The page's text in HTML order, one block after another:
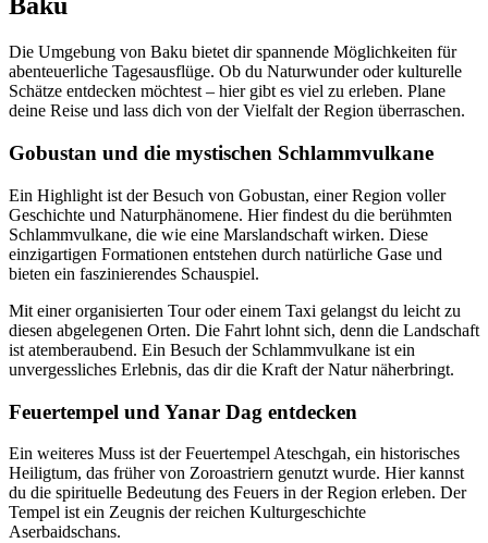
Baku
Die Umgebung von Baku bietet dir spannende Möglichkeiten für
abenteuerliche Tagesausflüge. Ob du Naturwunder oder kulturelle
Schätze entdecken möchtest – hier gibt es viel zu erleben. Plane
deine Reise und lass dich von der Vielfalt der Region überraschen.
Gobustan und die mystischen Schlammvulkane
Ein Highlight ist der Besuch von Gobustan, einer Region voller
Geschichte und Naturphänomene. Hier findest du die berühmten
Schlammvulkane, die wie eine Marslandschaft wirken. Diese
einzigartigen Formationen entstehen durch natürliche Gase und
bieten ein faszinierendes Schauspiel.
Mit einer organisierten Tour oder einem Taxi gelangst du leicht zu
diesen abgelegenen Orten. Die Fahrt lohnt sich, denn die Landschaft
ist atemberaubend. Ein Besuch der Schlammvulkane ist ein
unvergessliches Erlebnis, das dir die Kraft der Natur näherbringt.
Feuertempel und Yanar Dag entdecken
Ein weiteres Muss ist der Feuertempel Ateschgah, ein historisches
Heiligtum, das früher von Zoroastriern genutzt wurde. Hier kannst
du die spirituelle Bedeutung des Feuers in der Region erleben. Der
Tempel ist ein Zeugnis der reichen Kulturgeschichte
Aserbaidschans.